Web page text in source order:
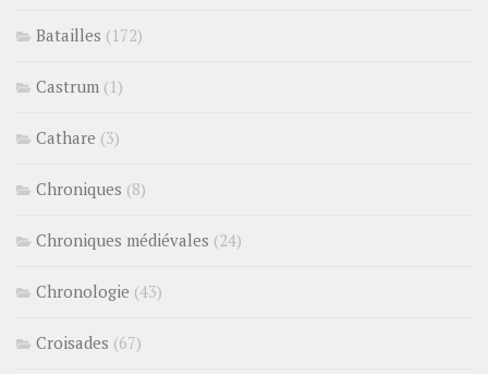
Batailles (172)
Castrum (1)
Cathare (3)
Chroniques (8)
Chroniques médiévales (24)
Chronologie (43)
Croisades (67)